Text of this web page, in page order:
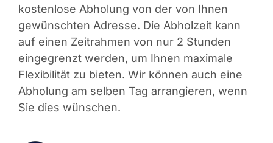
kostenlose Abholung von der von Ihnen
gewünschten Adresse. Die Abholzeit kann
auf einen Zeitrahmen von nur 2 Stunden
eingegrenzt werden, um Ihnen maximale
Flexibilität zu bieten. Wir können auch eine
Abholung am selben Tag arrangieren, wenn
Sie dies wünschen.